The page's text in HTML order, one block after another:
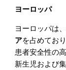
ヨーロッパ
ヨーロッパは
アを占めてお
患者安全性の
新生児および